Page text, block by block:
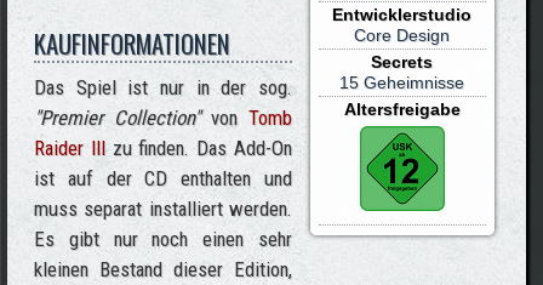
Entwicklerstudio
Core Design
Secrets
15 Geheimnisse
Altersfreigabe
KAUFINFORMATIONEN
Das Spiel ist nur in der sog.
"Premier Collection"von Tomb
Raider IIIzu finden. Das Add-On
ist auf der CD enthalten und
muss separat installiert werden.
Es gibt nur noch einen sehr
kleinen Bestand dieser Edition,